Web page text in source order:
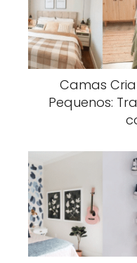
Camas
Pequenos: